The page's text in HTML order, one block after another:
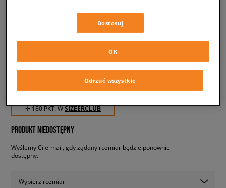
NIKE BLUZA Z KAPTUREM
STANDARD ISSUE NBA
179,99 zł
✛ 180 PKT. WSIZEERCLUB
PRODUKT NIEDOSTĘPNY
Wyślemy Ci e-mail, gdy żądany rozmiar będzie ponownie
dostępny.
Wybierz rozmiar
Dostosuj
Odrzuć wszystkie
OK